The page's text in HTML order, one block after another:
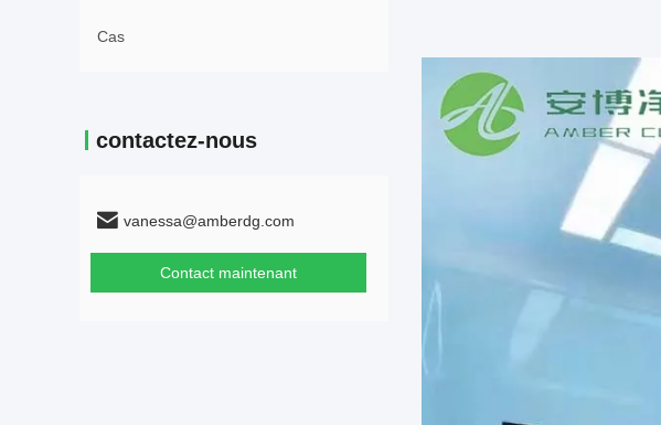
Cas
contactez-nous
vanessa@amberdg.com
Contact maintenant